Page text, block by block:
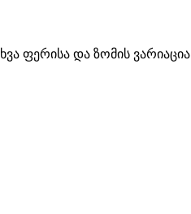
ფერისა და ზომის ვარიაცია